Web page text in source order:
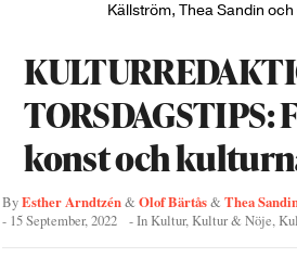
Källström, Thea Sandin
TORSDAGSTIPS:
konst och
ByEsther Arndtzén&Olof Bärtås&Thea
- 15 September, 2022 - In Kultur, Kultur & Nöje,